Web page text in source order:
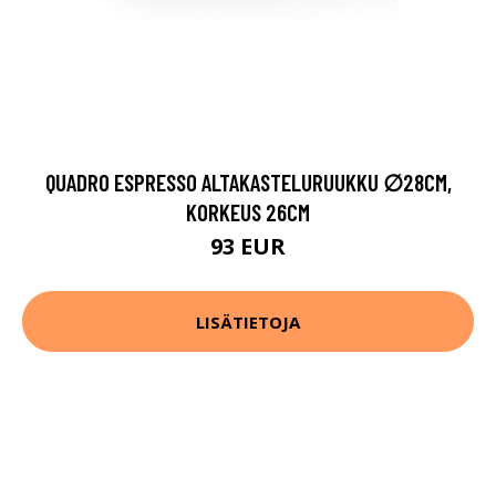
QUADRO ESPRESSO ALTAKASTELURUUKKU ∅28CM,
KORKEUS 26CM
93 EUR
LISÄTIETOJA